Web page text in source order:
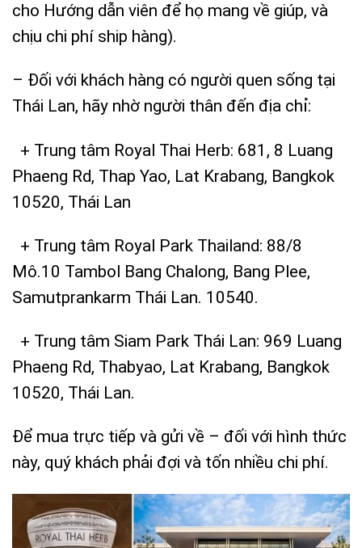
cho Hướng dẫn viên để họ mang về giúp, và
chịu chi phí ship hàng).
– Đối với khách hàng có người quen sống tại
Thái Lan, hãy nhờ người thân đến địa chỉ:
+ Trung tâm Royal Thai Herb: 681, 8 Luang
Phaeng Rd, Thap Yao, Lat Krabang, Bangkok
10520, Thái Lan
+ Trung tâm Royal Park Thailand: 88/8
Mô.10 Tambol Bang Chalong, Bang Plee,
Samutprankarm Thái Lan. 10540.
+ Trung tâm Siam Park Thái Lan: 969 Luang
Phaeng Rd, Thabyao, Lat Krabang, Bangkok
10520, Thái Lan.
Để mua trực tiếp và gửi về – đối với hình thức
này, quý khách phải đợi và tốn nhiều chi phí.